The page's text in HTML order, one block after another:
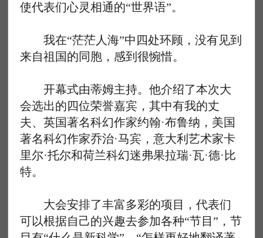
使代表们心灵相通的“世界语”。
我在“茫茫人海”中四处环顾，没有见到
来自祖国的同胞，感到很惋惜。
开幕式由蒂姆主持。他介绍了本次大
会选出的四位荣誉嘉宾，其中有我的丈
夫、英国著名科幻作家约翰·布鲁纳，美国
著名科幻作家乔治·马宾，意大利艺术家卡
里尔·托尔和荷兰科幻迷弗果拉瑞·瓦·德·比
特。
大会安排了丰富多彩的项目，代表们
可以根据自己的兴趣去参加各种“节目”，节